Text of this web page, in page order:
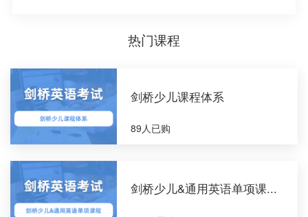
热门课程
剑桥少儿课程体系
89人已购
剑桥少儿&通用英语单项课...